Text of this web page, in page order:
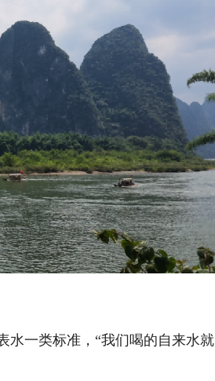
一类标准，“我们喝的自来水就